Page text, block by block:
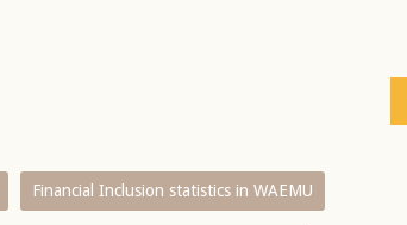
Financial Inclusion statistics in WAEMU